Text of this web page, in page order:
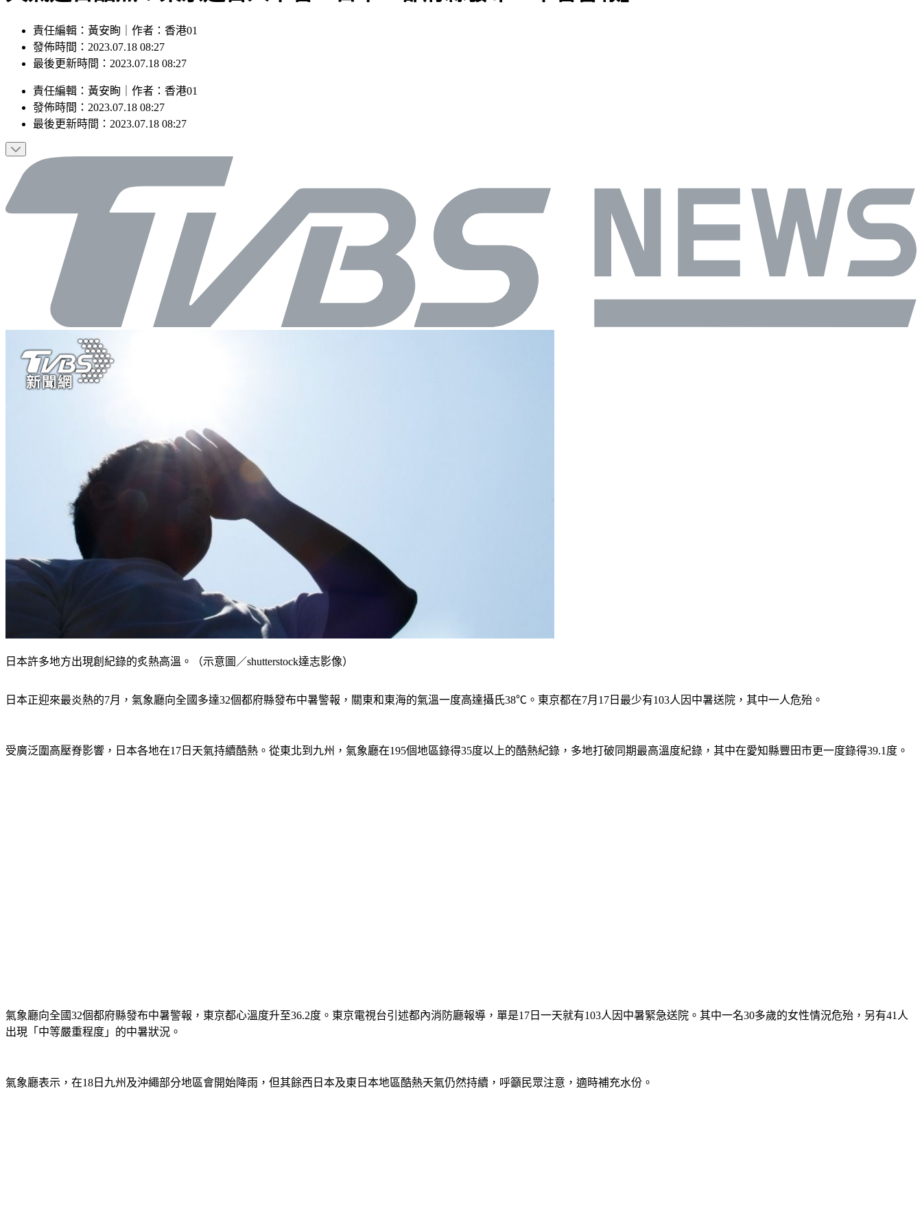
責任編輯：黃安眴｜作者：香港01
發佈時間：2023.07.18 08:27
最後更新時間：2023.07.18 08:27
責任編輯 ： 黃安眴 作者 ： 香港01
發佈時間： 2023.07.18 08:27
最後更新時間： 2023.07.18 08:27
日本許多地方出現創紀錄的炙熱高溫。（示意圖／shutterstock達志影像）
日本正迎來最炎熱的7月，氣象廳向全國多達32個都府縣發布中暑警報，關東和東海的氣溫一度高達攝氏38℃。東京都在7月17日最少有103人因中暑送院，其中一人危殆。
受廣泛圍高壓脊影響，日本各地在17日天氣持續酷熱。從東北到九州，氣象廳在195個地區錄得35度以上的酷熱紀錄，多地打破同期最高溫度紀錄，其中在愛知縣豐田市更一度錄得39.1度。
氣象廳向全國32個都府縣發布中暑警報，東京都心溫度升至36.2度。東京電視台引述都內消防廳報導，單是17日一天就有103人因中暑緊急送院。其中一名30多歲的女性情況危殆，另有41人
出現「中等嚴重程度」的中暑狀況。
氣象廳表示，在18日九州及沖繩部分地區會開始降雨，但其餘西日本及東日本地區酷熱天氣仍然持續，呼籲民眾注意，適時補充水份。